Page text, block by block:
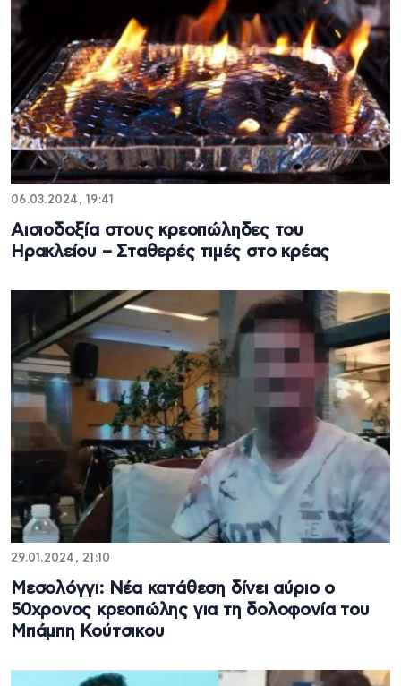
06.03.2024, 19:41
Αισιοδοξία στους κρεοπώληδες του
Ηρακλείου – Σταθερές τιμές στο κρέας
29.01.2024, 21:10
Μεσολόγγι: Νέα κατάθεση δίνει αύριο ο
50χρονος κρεοπώλης για τη δολοφονία του
Μπάμπη Κούτσικου